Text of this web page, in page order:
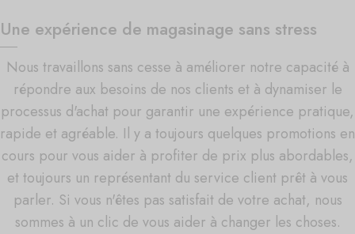
Une expérience de magasinage sans stress
Nous travaillons sans cesse à améliorer notre capacité à
répondre aux besoins de nos clients et à dynamiser le
processus d'achat pour garantir une expérience pratique,
rapide et agréable. Il y a toujours quelques promotions en
cours pour vous aider à profiter de prix plus abordables,
et toujours un représentant du service client prêt à vous
parler. Si vous n'êtes pas satisfait de votre achat, nous
sommes à un clic de vous aider à changer les choses.